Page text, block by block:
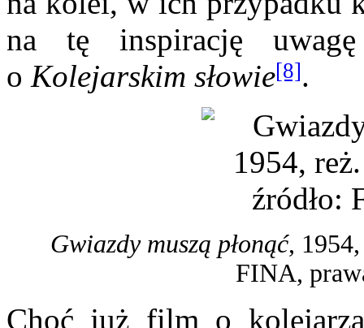
na tę inspirację uwagę
o Kolejarskim słowie[8].
Gwiazdy muszą płonąć,
FINA,
Choć już film o